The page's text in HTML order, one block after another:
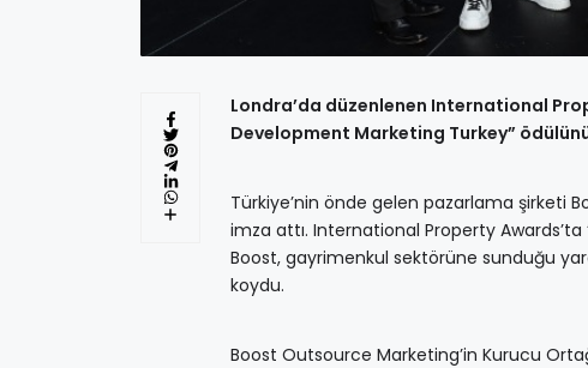
Londra’da düzenlenen International
Development Marketing Turkey”
Türkiye’nin önde gelen pazarlama şirketi
imza attı. International Property
Boost, gayrimenkul sektörüne sunduğu
koydu.
Boost Outsource Marketing’in Kurucu